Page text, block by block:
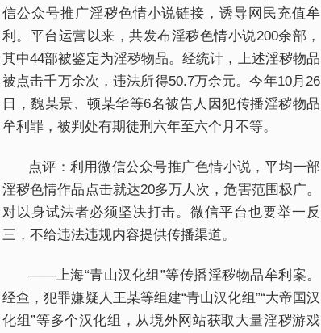
信公众号推广淫秽色情小说链接，诱导网民充值牟
利。平台运营以来，共发布淫秽色情小说200余部，
其中44部被鉴定为淫秽物品。经统计，上述淫秽物品
被点击千万余次，违法所得50.7万余元。今年10月26
日，魏某景、顿某华等6名被告人因犯传播淫秽物品
牟利罪，被判处有期徒刑六年至六个月不等。
点评：利用微信公众号推广色情小说，平均一部
淫秽色情作品点击就达20多万人次，危害范围极广。
对以身试法者必须坚决打击。微信平台也要举一反
三，不给违法违规内容提供传播渠道。
——上海“青山汉化组”等传播淫秽物品牟利案。
经查，犯罪嫌疑人王某等组建“青山汉化组”“大帝国汉
化组”等多个汉化组，从境外网站获取大量淫秽游戏